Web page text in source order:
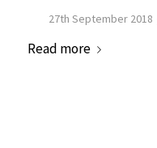
27th September 2018
Read more